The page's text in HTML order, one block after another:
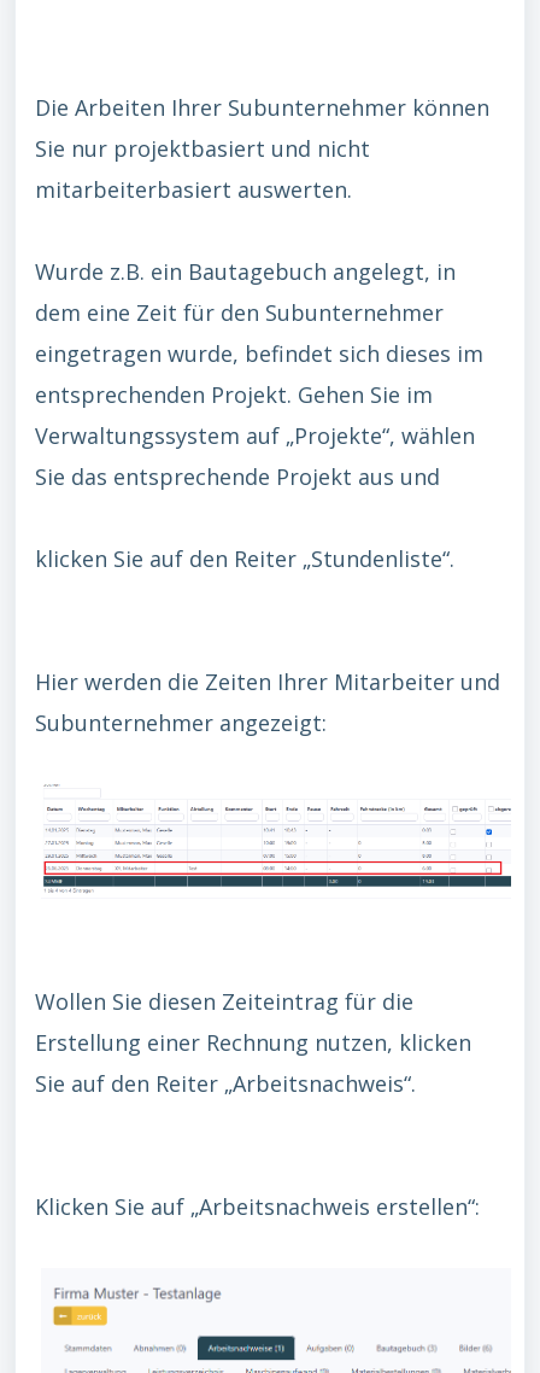
Die Arbeiten Ihrer Subunternehmer können
Sie nur projektbasiert und nicht
mitarbeiterbasiert auswerten.
Wurde z.B. ein Bautagebuch angelegt, in
dem eine Zeit für den Subunternehmer
eingetragen wurde, befindet sich dieses im
entsprechenden Projekt. Gehen Sie im
Verwaltungssystem auf „Projekte“, wählen
Sie das entsprechende Projekt aus und
klicken Sie auf den Reiter „Stundenliste“.
Hier werden die Zeiten Ihrer Mitarbeiter und
Subunternehmer angezeigt:
Wollen Sie diesen Zeiteintrag für die
Erstellung einer Rechnung nutzen, klicken
Sie auf den Reiter „Arbeitsnachweis“.
Klicken Sie auf „Arbeitsnachweis erstellen“: